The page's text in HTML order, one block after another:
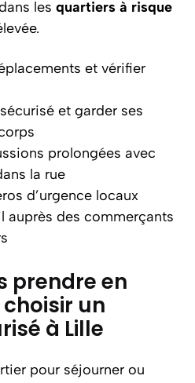
les quartiers à risque
et vérifier
et garder ses
prolongées avec
la rue
d’urgence locaux
auprès des commerçants
prendre en
un
à Lille
pour séjourner ou